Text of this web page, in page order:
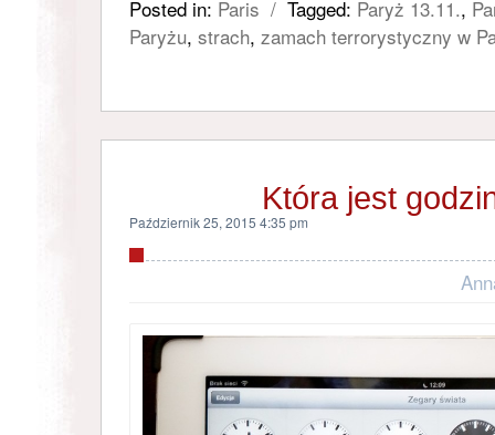
Posted in: Paris / Tagged: Paryż 13.11.,
Paryżu, strach, zamach terrorystyczny w
Która jest
Październik 25, 2015 4:35 pm